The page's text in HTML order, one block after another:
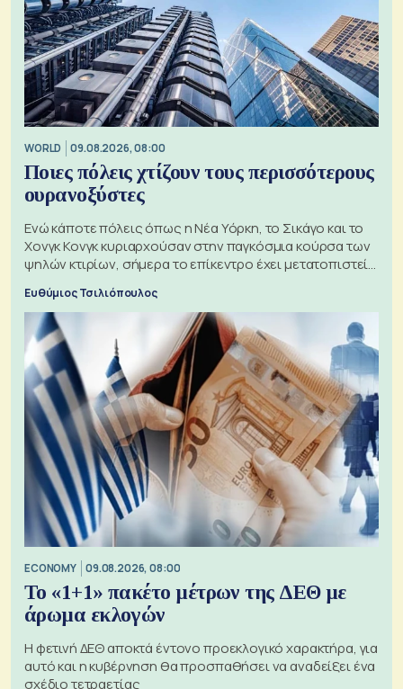
WORLD 09.08.2026, 08:00
Ποιες πόλεις χτίζουν τους περισσότερους
ουρανοξύστες
Ενώ κάποτε πόλεις όπως η Νέα Υόρκη, το Σικάγο και το
Χονγκ Κονγκ κυριαρχούσαν στην παγκόσμια κούρσα των
ψηλών κτιρίων, σήμερα το επίκεντρο έχει μετατοπιστεί
Ευθύμιος Τσιλιόπουλος
ECONOMY 09.08.2026, 08:00
Το «1+1» πακέτο μέτρων της ΔΕΘ με
άρωμα εκλογών
Η φετινή ΔΕΘ αποκτά έντονο προεκλογικό χαρακτήρα, για
αυτό και η κυβέρνηση θα προσπαθήσει να αναδείξει ένα
σχέδιο τετραετίας